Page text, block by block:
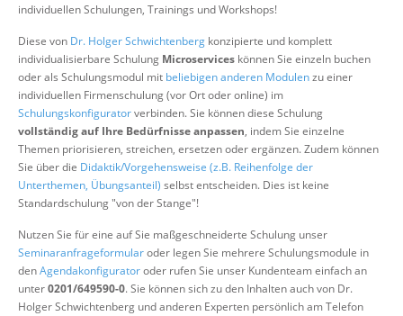
Suche
individuellen Schulungen, Trainings und Workshops!
Diese von Dr. Holger Schwichtenberg konzipierte und komplett
individualisierbare Schulung Microservices können Sie einzeln buchen
oder als Schulungsmodul mit beliebigen anderen Modulenzu einer
individuellen Firmenschulung (vor Ort oder online) im
Schulungskonfiguratorverbinden. Sie können diese Schulung
vollständig auf Ihre Bedürfnisse anpassen, indem Sie einzelne
Themen priorisieren, streichen, ersetzen oder ergänzen. Zudem können
Sie über die Didaktik/Vorgehensweise (z.B. Reihenfolge der
Unterthemen, Übungsanteil) selbst entscheiden. Dies ist keine
Standardschulung "von der Stange"!
Nutzen Sie für eine auf Sie maßgeschneiderte Schulung unser
Seminaranfrageformularoder legen Sie mehrere Schulungsmodule in
denAgendakonfiguratoroder rufen Sie unser Kundenteam einfach an
unter0201/649590-0. Sie können sich zu den Inhalten auch von Dr.
Holger Schwichtenberg und anderen Experten persönlich am Telefon